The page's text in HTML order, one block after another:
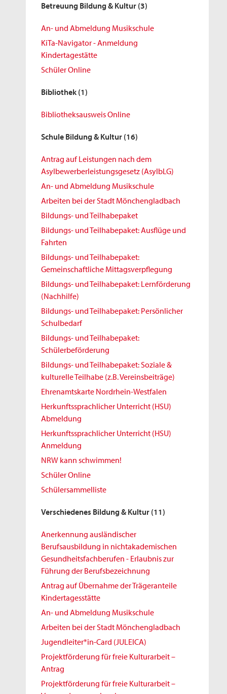
Betreuung Bildung & Kultur (3)
An- und Abmeldung Musikschule
KiTa-Navigator - Anmeldung
Kindertagestätte
Schüler Online
Bibliothek (1)
Bibliotheksausweis Online
Schule Bildung & Kultur (16)
Antrag auf Leistungen nach dem
Asylbewerberleistungsgesetz (AsylbLG)
An- und Abmeldung Musikschule
Arbeiten bei der Stadt Mönchengladbach
Bildungs- und Teilhabepaket
Bildungs- und Teilhabepaket: Ausflüge und
Fahrten
Bildungs- und Teilhabepaket:
Gemeinschaftliche Mittagsverpflegung
Bildungs- und Teilhabepaket: Lernförderung
(Nachhilfe)
Bildungs- und Teilhabepaket: Persönlicher
Schulbedarf
Bildungs- und Teilhabepaket:
Schülerbeförderung
Bildungs- und Teilhabepaket: Soziale &
kulturelle Teilhabe (z.B. Vereinsbeiträge)
Ehrenamtskarte Nordrhein-Westfalen
Herkunftssprachlicher Unterricht (HSU)
Abmeldung
Herkunftssprachlicher Unterricht (HSU)
Anmeldung
NRW kann schwimmen!
Schüler Online
Schülersammelliste
Verschiedenes Bildung & Kultur (11)
Anerkennung ausländischer
Berufsausbildung in nichtakademischen
Gesundheitsfachberufen - Erlaubnis zur
Führung der Berufsbezeichnung
Antrag auf Übernahme der Trägeranteile
Kindertagesstätte
An- und Abmeldung Musikschule
Arbeiten bei der Stadt Mönchengladbach
Jugendleiter*in-Card (JULEICA)
Projektförderung für freie Kulturarbeit –
Antrag
Projektförderung für freie Kulturarbeit –